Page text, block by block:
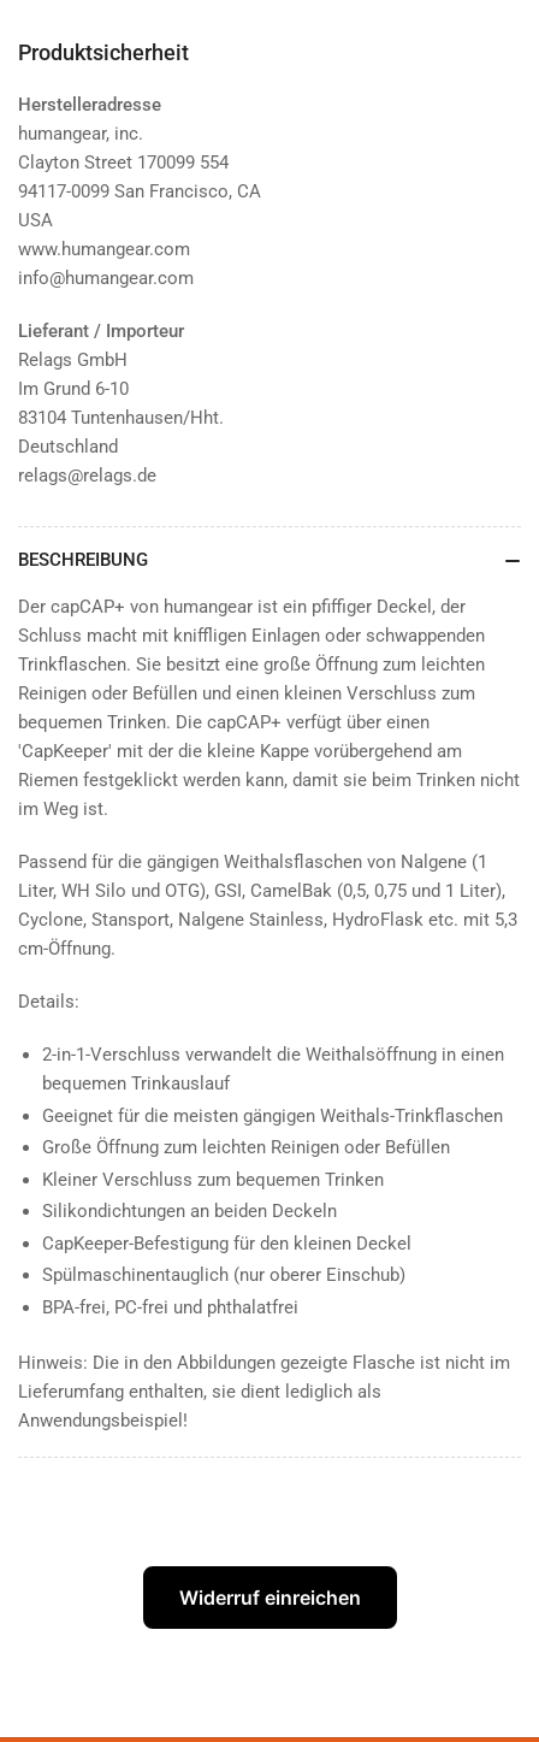
Produktsicherheit
Herstelleradresse
humangear, inc.
Clayton Street 170099 554
94117-0099 San Francisco, CA
USA
www.humangear.com
info@humangear.com
Lieferant / Importeur
Relags GmbH
Im Grund 6-10
83104 Tuntenhausen/Hht.
Deutschland
relags@relags.de
BESCHREIBUNG
Der capCAP+ von humangear ist ein pfiffiger Deckel, der
Schluss macht mit kniffligen Einlagen oder schwappenden
Trinkflaschen. Sie besitzt eine große Öffnung zum leichten
Reinigen oder Befüllen und einen kleinen Verschluss zum
bequemen Trinken. Die capCAP+ verfügt über einen
'CapKeeper' mit der die kleine Kappe vorübergehend am
Riemen festgeklickt werden kann, damit sie beim Trinken nicht
im Weg ist.
Passend für die gängigen Weithalsflaschen von Nalgene (1
Liter, WH Silo und OTG), GSI, CamelBak (0,5, 0,75 und 1 Liter),
Cyclone, Stansport, Nalgene Stainless, HydroFlask etc. mit 5,3
cm-Öffnung.
Details:
2-in-1-Verschluss verwandelt die Weithalsöffnung in einen
bequemen Trinkauslauf
Geeignet für die meisten gängigen Weithals-Trinkflaschen
Große Öffnung zum leichten Reinigen oder Befüllen
Kleiner Verschluss zum bequemen Trinken
Silikondichtungen an beiden Deckeln
CapKeeper-Befestigung für den kleinen Deckel
Spülmaschinentauglich (nur oberer Einschub)
BPA-frei, PC-frei und phthalatfrei
Hinweis: Die in den Abbildungen gezeigte Flasche ist nicht im
Lieferumfang enthalten, sie dient lediglich als
Anwendungsbeispiel!
Widerruf einreichen